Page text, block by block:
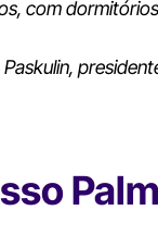
com
Paskulin,